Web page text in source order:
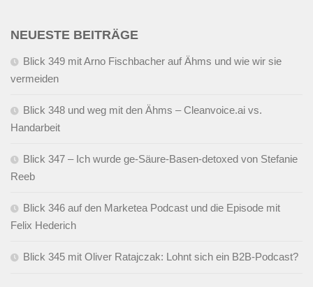
NEUESTE BEITRÄGE
Blick 349 mit Arno Fischbacher auf Ähms und wie wir sie
vermeiden
Blick 348 und weg mit den Ähms – Cleanvoice.ai vs.
Handarbeit
Blick 347 – Ich wurde ge-Säure-Basen-detoxed von Stefanie
Reeb
Blick 346 auf den Marketea Podcast und die Episode mit
Felix Hederich
Blick 345 mit Oliver Ratajczak: Lohnt sich ein B2B-Podcast?